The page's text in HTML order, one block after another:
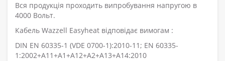
Вся продукція проходить випробування напругою в
4000 Вольт.
Кабель Wazzell Easyheat відповідає вимогам :
DIN EN 60335-1 (VDE 0700-1):2010-11; EN 60335-
1:2002+A11+A1+A12+A2+A13+A14:2010